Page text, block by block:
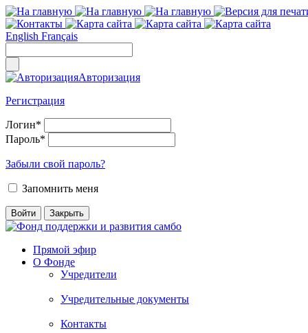
English Français
Авторизация
Регистрация
Логин*
Пароль*
Забыли свой пароль?
Запомнить меня
Прямой эфир
О Фонде
Учредители
Учредительные документы
Контакты